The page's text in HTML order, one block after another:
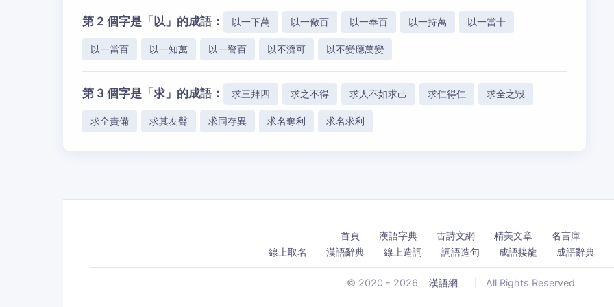
第 2 個字是「以」的成語： 以一下萬 以一儆百 以一奉百 以一持萬 以一當十
以一當百 以一知萬 以一警百 以不濟可 以不變應萬變
第 3 個字是「求」的成語： 求三拜四 求之不得 求人不如求己 求仁得仁 求全之毀
求全責備 求其友聲 求同存異 求名奪利 求名求利
首頁 漢語字典 古詩文網 精美文章
名言庫
線上取名
漢語辭典 線上造詞 詞語造句 成語接龍 成語辭典
© 2020 - 2026 漢語網 All Rights Reserved